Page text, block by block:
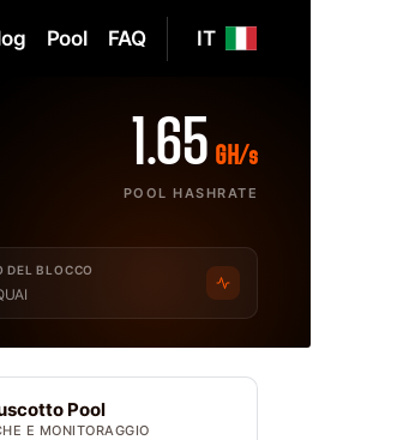
IT
Pool FAQ
1.65 GH/s
POOL HASHRATE
DEL BLOCCO
Pool
E MONITORAGGIO